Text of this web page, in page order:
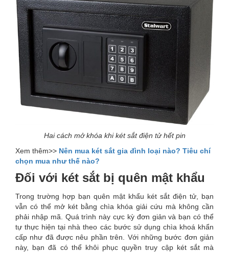
Hai cách mở khóa khi két sắt điện tử hết pin
Xem thêm>> Nên mua két sắt gia đình loại nào? Tiêu chí
chọn mua như thế nào?
Đối với két sắt bị quên mật khẩu
Trong trường hợp bạn quên mật khẩu két sắt điện tử, bạn
vẫn có thể mở két bằng chìa khóa giải cứu mà không cần
phải nhập mã. Quá trình này cực kỳ đơn giản và bạn có thể
tự thực hiện tại nhà theo các bước sử dụng chìa khoá khẩn
cấp như đã được nêu phần trên. Với những bước đơn giản
này, bạn đã có thể khôi phục quyền truy cập két sắt mà